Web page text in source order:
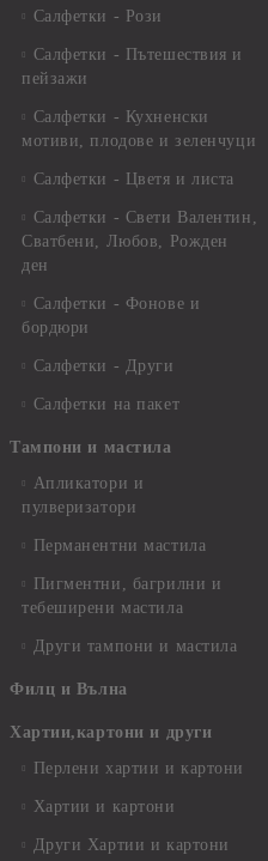
Салфетки - Рози
Салфетки - Пътешествия и
пейзажи
Салфетки - Кухненски
мотиви, плодове и зеленчуци
Салфетки - Цветя и листа
Салфетки - Свети Валентин,
Сватбени, Любов, Рожден
ден
Салфетки - Фонове и
бордюри
Салфетки - Други
Салфетки на пакет
Тампони и мастила
Апликатори и
пулверизатори
Перманентни мастила
Пигментни, багрилни и
тебеширени мастила
Други тампони и мастила
Филц и Вълна
Хартии,картони и други
Перлени хартии и картони
Хартии и картони
Други Хартии и картони